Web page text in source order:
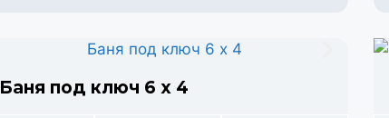
Баня под ключ 6 х 4